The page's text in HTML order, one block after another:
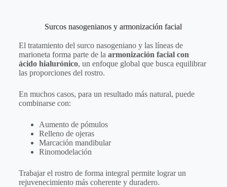
Surcos nasogenianos y armonización facial
El tratamiento del surco nasogeniano y las líneas de
marioneta forma parte de la armonización facial con
ácido hialurónico, un enfoque global que busca equilibrar
las proporciones del rostro.
En muchos casos, para un resultado más natural, puede
combinarse con:
Aumento de pómulos
Relleno de ojeras
Marcación mandibular
Rinomodelación
Trabajar el rostro de forma integral permite lograr un
rejuvenecimiento más coherente y duradero.